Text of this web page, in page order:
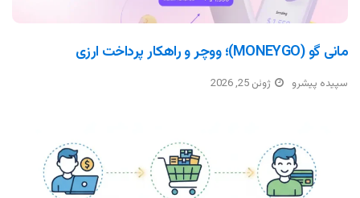
مانی گو (MONEYGO)؛ ووچر و راهکار پرداخت ارزی
سپیده پیشرو ژوئن 25, 2026